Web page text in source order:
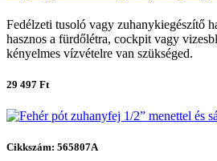
Fedélzeti tusoló vagy zuhanykiegészítő
hasznos a fürdőlétra, cockpit vagy
kényelmes vízvételre van szükséged.
29 497 Ft
Cikkszám: 565807A